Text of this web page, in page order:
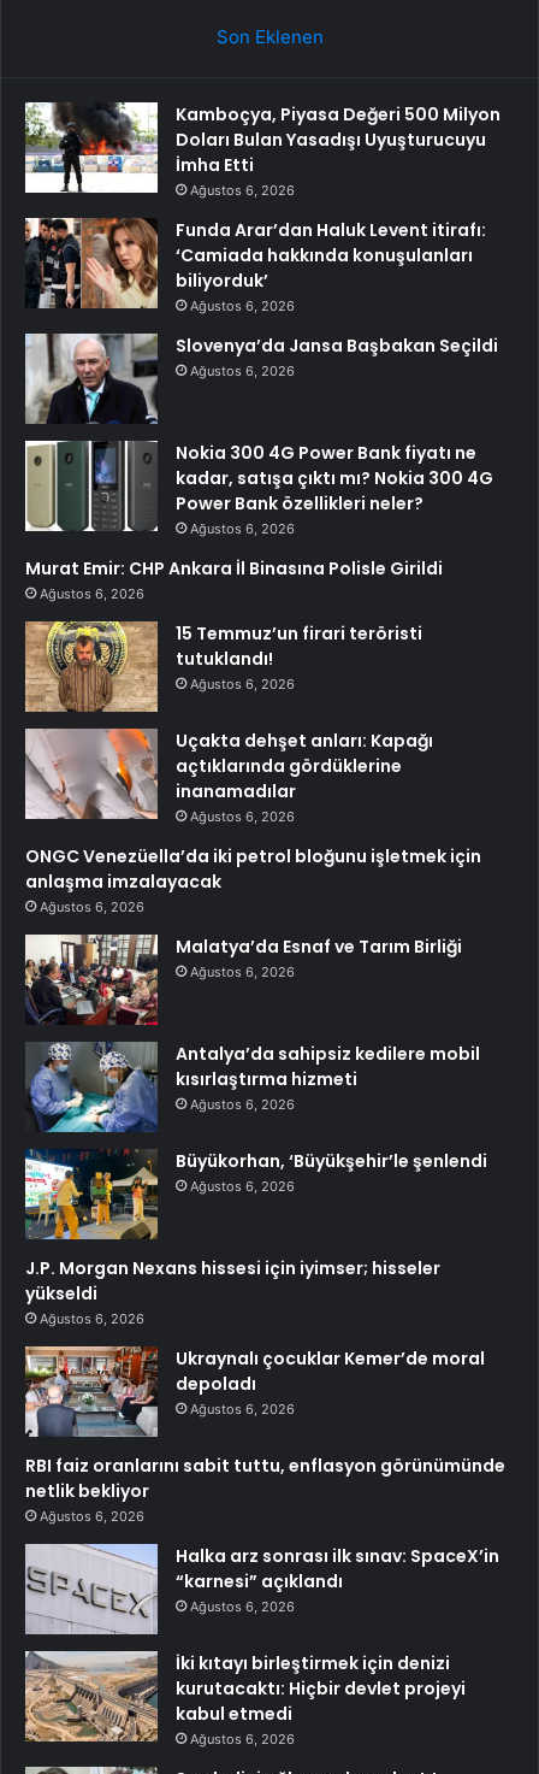
Son Eklenen
Kamboçya, Piyasa Değeri 500 Milyon
Doları Bulan Yasadışı Uyuşturucuyu
İmha Etti
Ağustos 6, 2026
Funda Arar’dan Haluk Levent itirafı:
‘Camiada hakkında konuşulanları
biliyorduk’
Ağustos 6, 2026
Slovenya’da Jansa Başbakan Seçildi
Ağustos 6, 2026
Nokia 300 4G Power Bank fiyatı ne
kadar, satışa çıktı mı? Nokia 300 4G
Power Bank özellikleri neler?
Ağustos 6, 2026
Murat Emir: CHP Ankara İl Binasına Polisle Girildi
Ağustos 6, 2026
15 Temmuz’un firari teröristi
tutuklandı!
Ağustos 6, 2026
Uçakta dehşet anları: Kapağı
açtıklarında gördüklerine
inanamadılar
Ağustos 6, 2026
ONGC Venezüella’da iki petrol bloğunu işletmek için
anlaşma imzalayacak
Ağustos 6, 2026
Malatya’da Esnaf ve Tarım Birliği
Ağustos 6, 2026
Antalya’da sahipsiz kedilere mobil
kısırlaştırma hizmeti
Ağustos 6, 2026
Büyükorhan, ‘Büyükşehir’le şenlendi
Ağustos 6, 2026
J.P. Morgan Nexans hissesi için iyimser; hisseler
yükseldi
Ağustos 6, 2026
Ukraynalı çocuklar Kemer’de moral
depoladı
Ağustos 6, 2026
RBI faiz oranlarını sabit tuttu, enflasyon görünümünde
netlik bekliyor
Ağustos 6, 2026
Halka arz sonrası ilk sınav: SpaceX’in
“karnesi” açıklandı
Ağustos 6, 2026
İki kıtayı birleştirmek için denizi
kurutacaktı: Hiçbir devlet projeyi
kabul etmedi
Ağustos 6, 2026